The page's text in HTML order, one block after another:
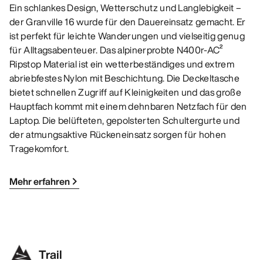
Ein schlankes Design, Wetterschutz und Langlebigkeit –
der Granville 16 wurde für den Dauereinsatz gemacht. Er
ist perfekt für leichte Wanderungen und vielseitig genug
für Alltagsabenteuer. Das alpinerprobte N400r-AC²
Ripstop Material ist ein wetterbeständiges und extrem
abriebfestes Nylon mit Beschichtung. Die Deckeltasche
bietet schnellen Zugriff auf Kleinigkeiten und das große
Hauptfach kommt mit einem dehnbaren Netzfach für den
Laptop. Die belüfteten, gepolsterten Schultergurte und
der atmungsaktive Rückeneinsatz sorgen für hohen
Tragekomfort.
Mehr erfahren
Trail